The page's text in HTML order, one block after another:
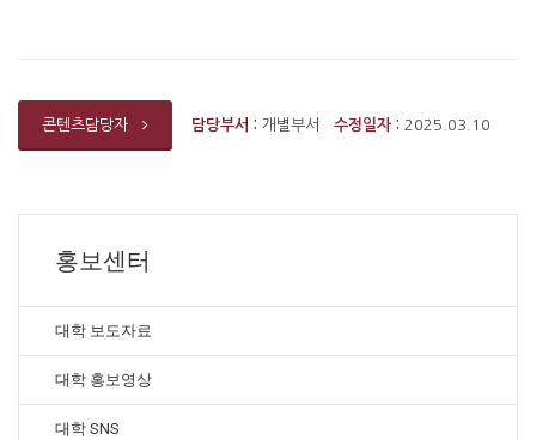
콘텐츠담당자 담당부서 : 개별부서 수정일자 : 2025.03.10
홍보센터
대학 보도자료
대학 홍보영상
대학 SNS